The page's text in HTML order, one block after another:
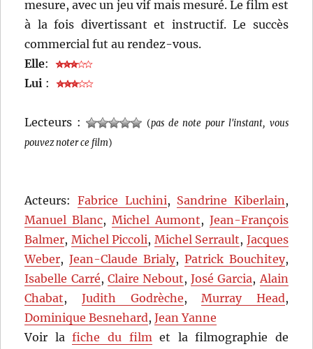
mesure, avec un jeu vif mais mesuré. Le film est
à la fois divertissant et instructif. Le succès
commercial fut au rendez-vous.
Elle:
Lui :
Lecteurs : (pas de note pour l'instant, vous
pouvez noter ce film)
Acteurs: Fabrice Luchini, Sandrine Kiberlain ,
Manuel Blanc,Michel Aumont, Jean-François
Balmer, Michel Piccoli, Michel Serrault, Jacques
Weber,Jean-Claude Brialy, Patrick Bouchitey,
Isabelle Carré, Claire Nebout,José Garcia, Alain
Chabat, Judith Godrèche,Murray Head,
Dominique Besnehard,Jean Yanne
Voir lafiche du film et la filmographie de